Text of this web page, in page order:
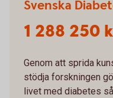
Svenska
1 288 250
Genom att sprida
stödja forskningen
livet med diabetes